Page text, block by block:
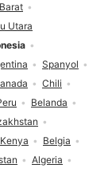
Spanyol
Chili
Belanda
Kenya
Belgia
Algeria
Utara